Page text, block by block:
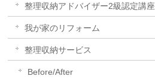
整理収納アドバイザー2級認定講座
我が家のリフォーム
整理収納サービス
Before/After